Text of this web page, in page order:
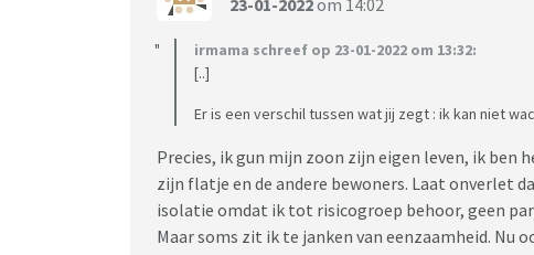
23-01-2022om 14:02
irmama schreef op 23-01-2022 om 13:32:
[..]
Er is een verschil tussen wat jij zegt : ik kan niet
Precies, ik gun mijn zoon zijn eigen leven, ik
zijn flatje en de andere bewoners. Laat onverlet
isolatie omdat ik tot risicogroep behoor, geen
Maar soms zit ik te janken van eenzaamheid. Nu